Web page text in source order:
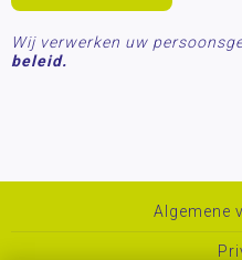
Wij verwerken uw
beleid.
Algemene